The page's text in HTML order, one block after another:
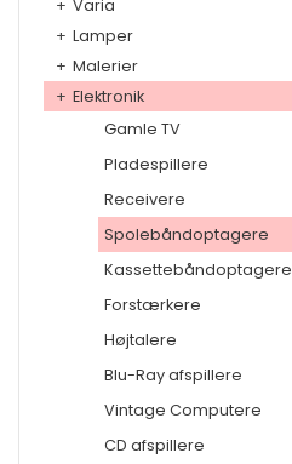
+ Varia
+ Lamper
+ Malerier
+ Elektronik
Gamle TV
Pladespillere
Receivere
Spolebåndoptagere
Kassettebåndoptagere
Forstærkere
Højtalere
Blu-Ray afspillere
Vintage Computere
CD afspillere